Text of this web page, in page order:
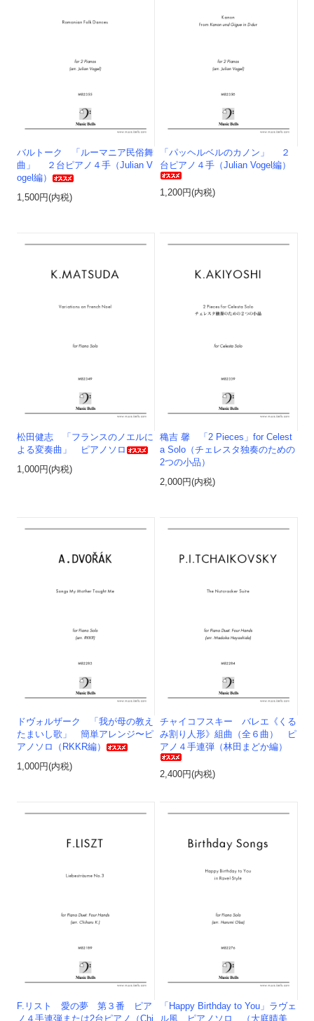
バルトーク 「ルーマニア民俗舞
曲」 ２台ピアノ４手（Julian V
ogel編）
1,500円(内税)
「パッヘルベルのカノン」 ２
台ピアノ４手（Julian Vogel編）
1,200円(内税)
松田健志 「フランスのノエルに
よる変奏曲」 ピアノソロ
1,000円(内税)
穐吉 馨 「2 Pieces」for Celest
a Solo（チェレスタ独奏のための
2つの小品）
2,000円(内税)
ドヴォルザーク 「我が母の教え
たまいし歌」 簡単アレンジ〜ピ
アノソロ（RKKR編）
1,000円(内税)
チャイコフスキー バレエ《くる
み割り人形》組曲（全６曲） ピ
アノ４手連弾（林田まどか編）
2,400円(内税)
F.リスト 愛の夢 第３番 ピア
ノ４手連弾または2台ピアノ（Chi
「Happy Birthday to You」ラヴェ
ル風 ピアノソロ （大庭晴美